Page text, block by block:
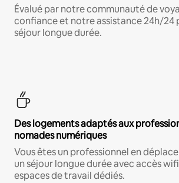
Évalué par notre communauté de
confiance et notre assistance 24h/24
séjour longue durée.
Des logements adaptés aux
nomades numériques
Vous êtes un professionnel en
un séjour longue durée avec accès
espaces de travail dédiés.